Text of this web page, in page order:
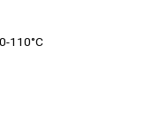
110°C